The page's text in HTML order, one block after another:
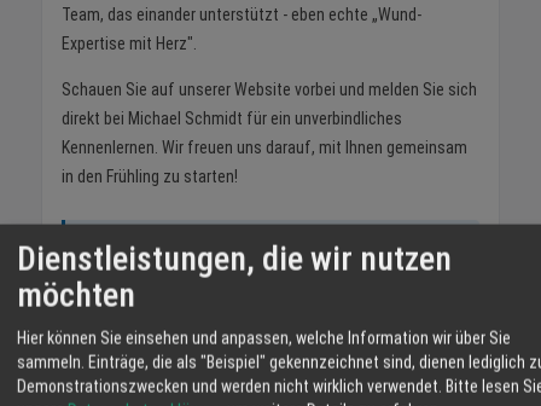
Team, das einander unterstützt - eben echte „Wund-
Expertise mit Herz".
Schauen Sie auf unserer Website vorbei und melden Sie sich
direkt bei Michael Schmidt für ein unverbindliches
Kennenlernen. Wir freuen uns darauf, mit Ihnen gemeinsam
in den Frühling zu starten!
Schmidt Wundberatung
Mobile Wundversorgung in der gesamten
Ortenau
wundberatung-schmidt.de
Dienstleistungen, die wir nutzen
möchten
Hier können Sie einsehen und anpassen, welche Information wir über Sie
sammeln. Einträge, die als "Beispiel" gekennzeichnet sind, dienen lediglich
Demonstrationszwecken und werden nicht wirklich verwendet. Bitte lesen